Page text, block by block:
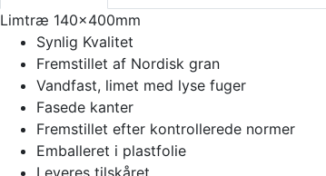
Limtræ 140x400mm
Synlig Kvalitet
Fremstillet af Nordisk gran
Vandfast, limet med lyse fuger
Fasede kanter
Fremstillet efter kontrollerede normer
Emballeret i plastfolie
Leveres tilskåret